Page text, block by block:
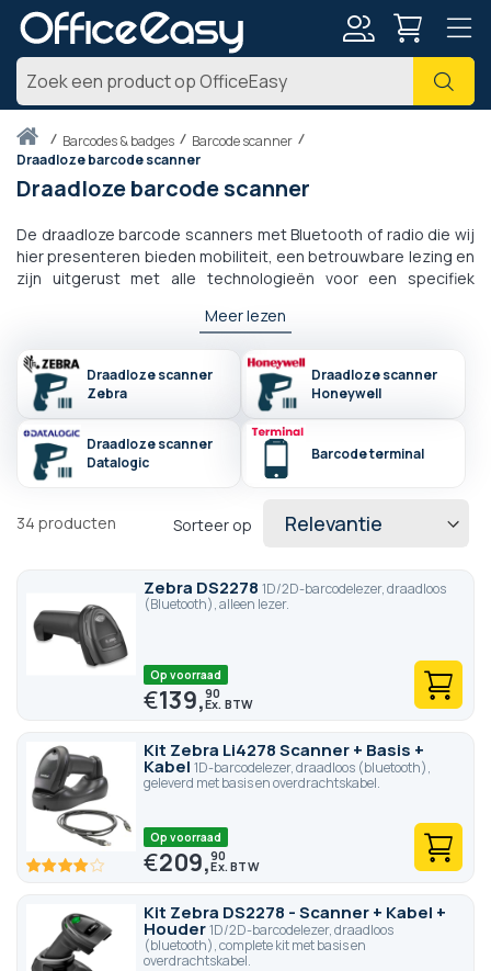
Zoek
Thuisbarcodes & badges
Barcode scanner
Draadloze barcode scanner
Draadloze barcode scanner
De draadloze barcode scanners met Bluetooth of radio die wij
hier presenteren bieden mobiliteit, een betrouwbare lezing en
zijn uitgerust met alle technologieën voor een specifiek
2D-decodering, sommige zijn zelfs speciaal ontworpen voor
handheld barcode scanners zijn compatibel met alle systemen
voor inventaris- of voorraadbeheer.
Meer lezen
Draadloze scanner
Zebra
Draadloze scanner
Honeywell
Draadloze scanner
Datalogic
Barcode terminal
34 producten Sorteer op
Zebra DS2278 1D/2D-barcodelezer, draadloos
(Bluetooth), alleen lezer.
Op voorraad
€139,90
Kit Zebra Li4278 Scanner + Basis +
Kabel 1D-barcodelezer, draadloos (bluetooth),
geleverd met basis en overdrachtskabel.
80 100
Op voorraad
€209,90
Kit Zebra DS2278 - Scanner + Kabel +
Houder1D/2D-barcodelezer, draadloos
(bluetooth), complete kit met basis en
overdrachtskabel.